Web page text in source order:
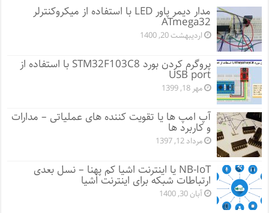
مدار دیمر پاور LED با استفاده از میکروکنترلر
ATmega32
اردیبهشت 20, 1400
پروگرم کردن بورد STM32F103C8 با استفاده از
USB port
مهر 18, 1399
آپ امپ ها یا تقویت کننده های عملیاتی – مدارات
و کاربرد ها
مرداد 12, 1397
NB-IoT یا اینترنت اشیا کم پهنا – نسل بعدی
ارتباطات شبکه برای اینترنت اشیا
آبان 30, 1400